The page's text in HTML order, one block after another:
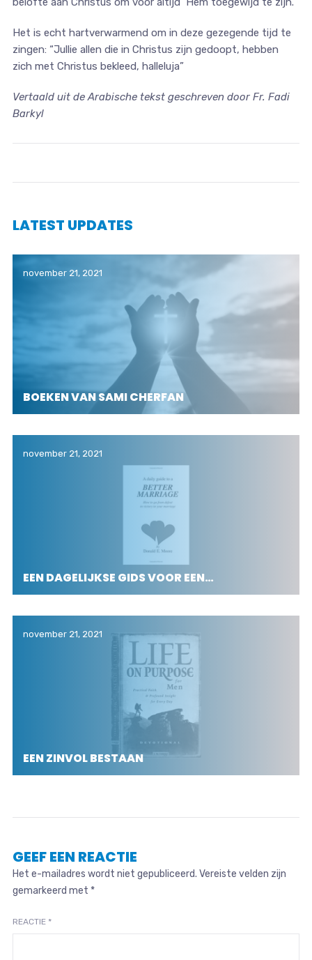
Het is echt hartverwarmend om in deze gezegende tijd te
zingen: “Jullie allen die in Christus zijn gedoopt, hebben
zich met Christus bekleed, halleluja”
Vertaald uit de Arabische tekst geschreven door Fr. Fadi
Barkyl
LATEST UPDATES
november 21, 2021
BOEKEN VAN SAMI CHERFAN
november 21, 2021
EEN DAGELIJKSE GIDS VOOR EEN…
november 21, 2021
EEN ZINVOL BESTAAN
GEEF EEN REACTIE
Het e-mailadres wordt niet gepubliceerd. Vereiste velden zijn
gemarkeerd met *
REACTIE *